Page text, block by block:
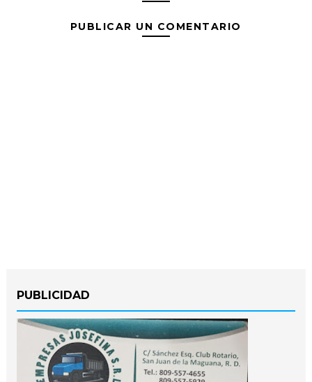
PUBLICAR UN COMENTARIO
PUBLICIDAD